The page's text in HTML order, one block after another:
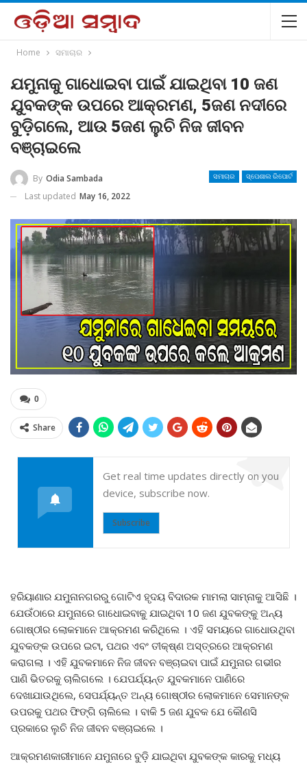
Home ସମାଚାର
ଯମୁନାକୁ ଗାଧୋଇବା ପାଇଁ ଯାଇଥିବା 10 ଜଣ
ଯୁବକଙ୍କ ଉପରେ ଆକ୍ରମଣ, 5ଜଣ ନଦୀରେ
ବୁଡ଼ିଗଲେ, ଆଉ 5ଜଣ ଲୁଚି ନିଜ ଜୀବନ
ବଞ୍ଚାଇଲେ
ସମାଚାର ସ୍ପେଶାଲ ରିପୋର୍ଟ
By Odia Sambada
Last updated May 16, 2022
0
Share
Get real time updates directly on you
device, subscribe now.
Subscribe
ହରିୟାଣାର ଯମୁନାନଗରରୁ ଗୋଟିଏ ହୃଦୟ ବିଦାରକ ମାମଲା ସାମ୍ନାକୁ ଆସିଛି ।
ଯେଉଁଠାରେ ଯମୁନାରେ ଗାଧୋଇବାକୁ ଯାଇଥିବା 10 ଜଣ ଯୁବକଙ୍କୁ ଅନ୍ୟ
ଗୋଷ୍ଠୀର ଲୋକମାନେ ଆକ୍ରମଣ କରିଥିଲେ । ଏହି ସମୟରେ ଗାଧୋଉଥିବା
ଯୁବକଙ୍କ ଉପରେ ଇଟା, ପଥର ଏବଂ ତୀକ୍ଷ୍ଣ ଅସ୍ତ୍ରରେ ଆକ୍ରମଣ
କରାଗଲା । ଏହି ଯୁବକମାନେ ନିଜ ଜୀବନ ବଞ୍ଚାଇବା ପାଇଁ ଯମୁନାର ଗଭୀର
ପାଣି ଭିତରକୁ ଚାଲିଗଲେ । ଯେପର୍ଯ୍ୟନ୍ତ ଯୁବକମାନେ ପାଣିରେ
ଦେଖାଯାଉଥିଲେ, ସେପର୍ଯ୍ୟନ୍ତ ଅନ୍ୟ ଗୋଷ୍ଠୀର ଲୋକମାନେ ସେମାନଙ୍କ
ଉପରକୁ ପଥର ଫିଙ୍ଗି ଚାଲିଲେ । ବାକି 5 ଜଣ ଯୁବକ ଯେ କୌଣସି
ପ୍ରକାରେ ଲୁଚି ନିଜ ଜୀବନ ବଞ୍ଚାଇଲେ ।
ଆକ୍ରମଣକାରୀମାନେ ଯମୁନାରେ ବୁଡ଼ି ଯାଇଥିବା ଯୁବକଙ୍କ କାରକୁ ମଧ୍ୟ